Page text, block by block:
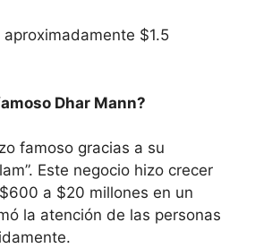
$1.5
Dhar Mann?
famoso gracias a su
Este negocio hizo crecer
a $20 millones en un
la atención de las personas